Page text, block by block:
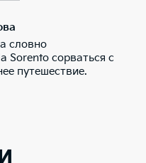
словно
Sorento сорваться с
путешествие.